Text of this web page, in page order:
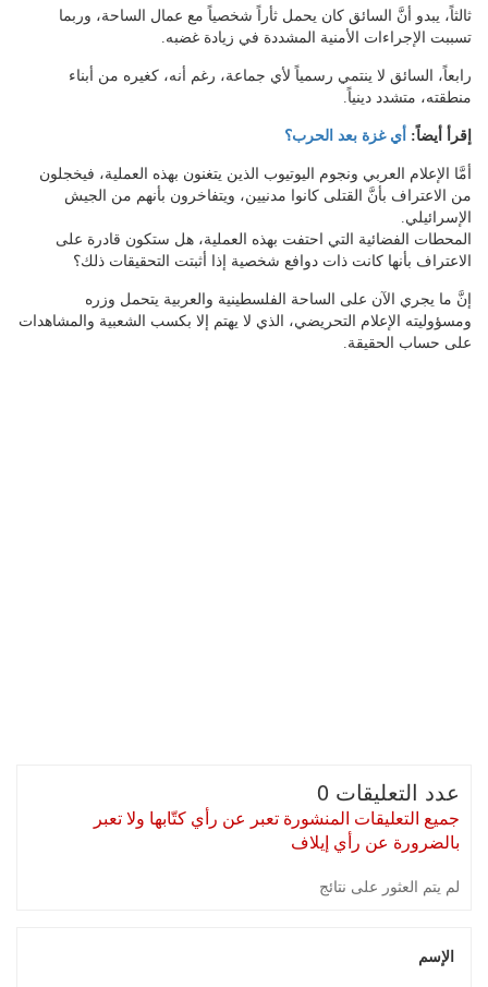
ثالثاً، يبدو أنَّ السائق كان يحمل ثأراً شخصياً مع عمال الساحة، وربما
تسببت الإجراءات الأمنية المشددة في زيادة غضبه.
رابعاً، السائق لا ينتمي رسمياً لأي جماعة، رغم أنه، كغيره من أبناء
منطقته، متشدد دينياً.
إقرأ أيضاً: أي غزة بعد الحرب؟
أمَّا الإعلام العربي ونجوم اليوتيوب الذين يتغنون بهذه العملية، فيخجلون
من الاعتراف بأنَّ القتلى كانوا مدنيين، ويتفاخرون بأنهم من الجيش
الإسرائيلي.
المحطات الفضائية التي احتفت بهذه العملية، هل ستكون قادرة على
الاعتراف بأنها كانت ذات دوافع شخصية إذا أثبتت التحقيقات ذلك؟
إنَّ ما يجري الآن على الساحة الفلسطينية والعربية يتحمل وزره
ومسؤوليته الإعلام التحريضي، الذي لا يهتم إلا بكسب الشعبية والمشاهدات
على حساب الحقيقة.
عدد التعليقات 0
جميع التعليقات المنشورة تعبر عن رأي كتّابها ولا تعبر
بالضرورة عن رأي إيلاف
لم يتم العثور على نتائج
الإسم